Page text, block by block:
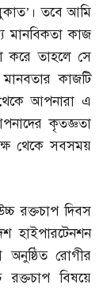
তবে আমি
মানবিকতা কাজ
করে তাহলে সে
কাজটি
আপনারা এ
কৃতজ্ঞতা
থেকে সবসময়
রক্তচাপ দিবস
হাইপারটেনশন
অনুষ্ঠিত রোগীর
বিষয়ে